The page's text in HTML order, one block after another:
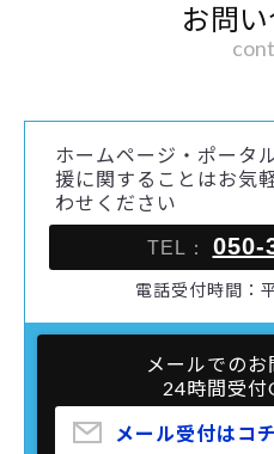
お問
ホームページ・ポータ
援に関することはお気
わせください
TEL： 050-
電話受付時間：
メールでの
24時間受
メール受付はコ